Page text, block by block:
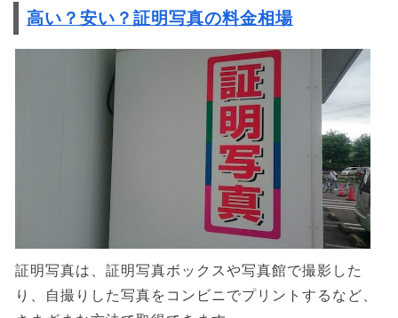
高い？安い？証明写真の料金相場
証明写真は、証明写真ボックスや写真館で撮影した
り、自撮りした写真をコンビニでプリントするなど、